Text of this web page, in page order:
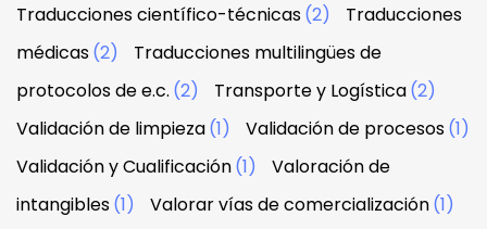
Traducciones científico-técnicas(2)
Traducciones
médicas(2)
Traducciones multilingües de
protocolos de e.c. (2) Transporte y Logística(2)
Validación de limpieza(1) Validación de procesos(1)
Validación y Cualificación(1)
Valoración de
intangibles(1) Valorar vías de comercialización(1)